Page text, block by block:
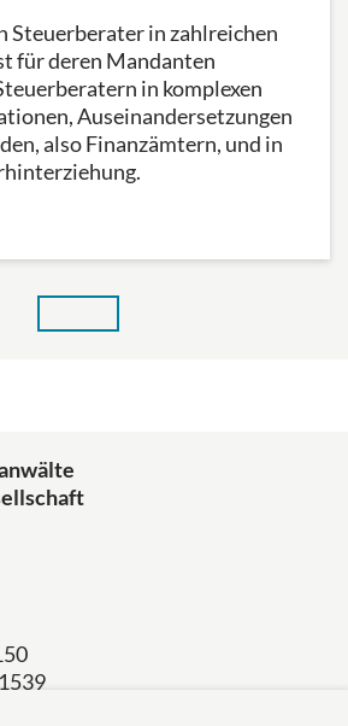
in zahlreichen
für deren Mandanten
in komplexen
Auseinandersetzungen
also Finanzämtern, und in